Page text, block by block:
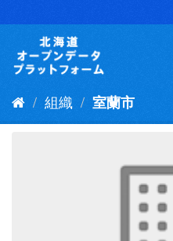
キ
組織 室蘭市